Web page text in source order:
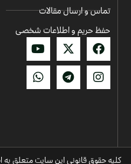
تماس و ارسال مقالات
حفظ حریم و اطلاعات شخصی
کلیه حقوق قانونی این سایت متعلق به